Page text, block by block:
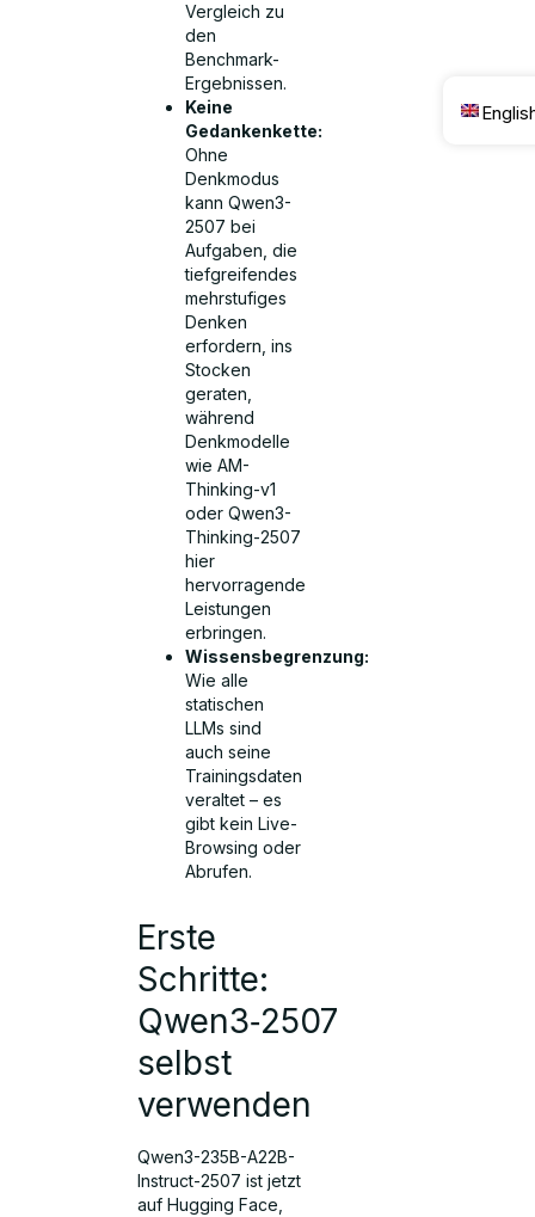
Vergleich zu
den
Benchmark-
Ergebnissen.
Keine
Gedankenkette:
Ohne
Denkmodus
kann Qwen3-
2507 bei
Aufgaben, die
tiefgreifendes
mehrstufiges
Denken
erfordern, ins
Stocken
geraten,
während
Denkmodelle
wie AM-
Thinking-v1
oder Qwen3-
Thinking-2507
hier
hervorragende
Leistungen
erbringen.
Wissensbegrenzung:
Wie alle
statischen
LLMs sind
auch seine
Trainingsdaten
veraltet – es
gibt kein Live-
Browsing oder
Abrufen.
Erste
Schritte:
Qwen3‑2507
selbst
verwenden
Qwen3-235B-A22B-
Instruct-2507 ist jetzt
auf Hugging Face,